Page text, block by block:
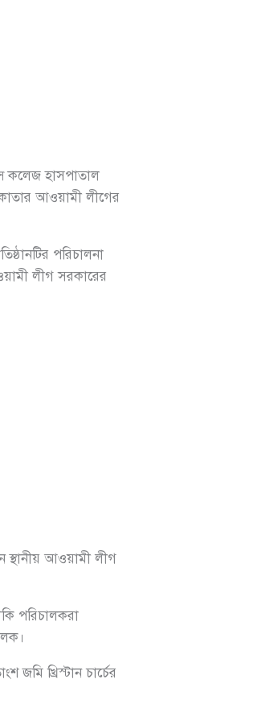
ক‌লেজ হাসপাতাল
কাতার আওয়ামী লীগের
প‌রিচালনা
লীগ সরকারের
স্থানীয় আওয়ামী লীগ
পরিচালকরা
খ্রিস্টান চার্চের